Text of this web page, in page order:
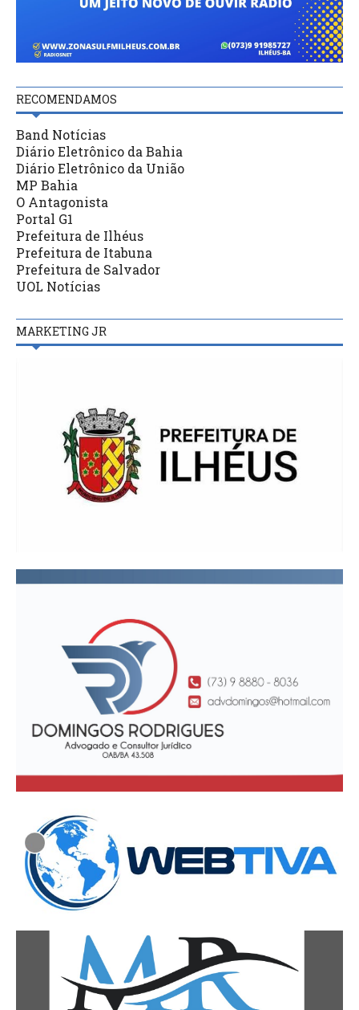
RECOMENDAMOS
Band Notícias
Diário Eletrônico da Bahia
Diário Eletrônico da União
MP Bahia
O Antagonista
Portal G1
Prefeitura de Ilhéus
Prefeitura de Itabuna
Prefeitura de Salvador
UOL Notícias
MARKETING JR